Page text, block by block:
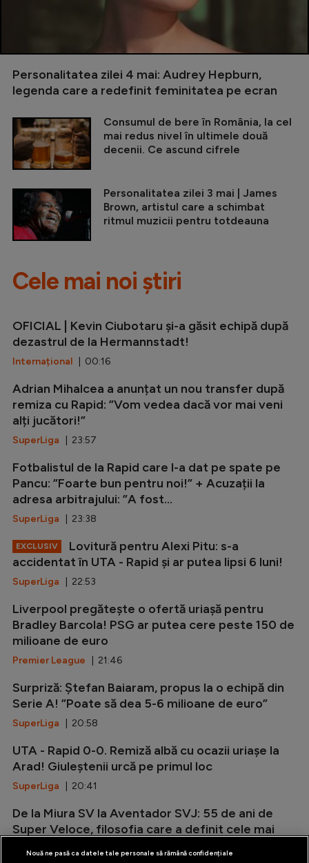
Personalitatea zilei 4 mai: Audrey Hepburn,
legenda care a redefinit feminitatea pe ecran
Consumul de bere în România, la cel
mai redus nivel în ultimele două
decenii. Ce ascund cifrele
Personalitatea zilei 3 mai | James
Brown, artistul care a schimbat
ritmul muzicii pentru totdeauna
Cele mai noi știri
OFICIAL | Kevin Ciubotaru și-a găsit echipă după
dezastrul de la Hermannstadt!
Internațional | 00:16
Adrian Mihalcea a anunțat un nou transfer după
remiza cu Rapid: ”Vom vedea dacă vor mai veni
alți jucători!”
SuperLiga | 23:57
Fotbalistul de la Rapid care l-a dat pe spate pe
Pancu: ”Foarte bun pentru noi!” + Acuzații la
adresa arbitrajului: ”A fost...
SuperLiga | 23:38
EXCLUSIV
Lovitură pentru Alexi Pitu: s-a
accidentat în UTA - Rapid și ar putea lipsi 6 luni!
SuperLiga | 22:53
Liverpool pregătește o ofertă uriașă pentru
Bradley Barcola! PSG ar putea cere peste 150 de
milioane de euro
Premier League | 21:46
Surpriză: Ștefan Baiaram, propus la o echipă din
Serie A! ”Poate să dea 5-6 milioane de euro”
SuperLiga | 20:58
UTA - Rapid 0-0. Remiză albă cu ocazii uriașe la
Arad! Giuleștenii urcă pe primul loc
SuperLiga | 20:41
De la Miura SV la Aventador SVJ: 55 de ani de
Super Veloce, filosofia care a definit cele mai
Nouă ne pasă ca datele tale personale să rămână confidențiale